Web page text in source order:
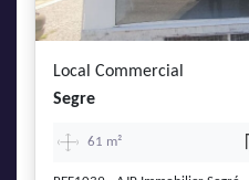
Local Commercial
Segre
61 m²